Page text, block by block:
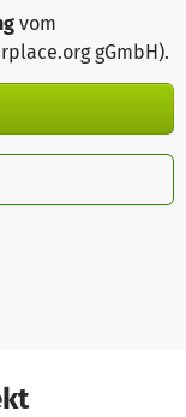
vom
gGmbH).